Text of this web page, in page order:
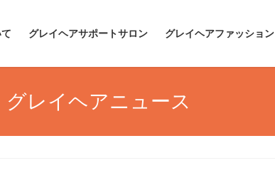
グレイヘアサポートサロン グレイヘアファッション
グレイヘアニュース